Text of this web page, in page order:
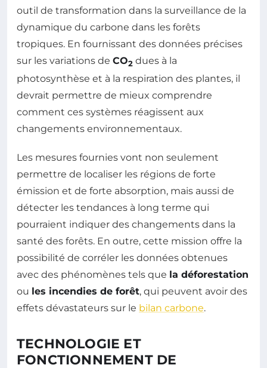
outil de transformation dans la surveillance de la
dynamique du carbone dans les forêts
tropiques. En fournissant des données précises
sur les variations de CO2 dues à la
photosynthèse et à la respiration des plantes, il
devrait permettre de mieux comprendre
comment ces systèmes réagissent aux
changements environnementaux.
Les mesures fournies vont non seulement
permettre de localiser les régions de forte
émission et de forte absorption, mais aussi de
détecter les tendances à long terme qui
pourraient indiquer des changements dans la
santé des forêts. En outre, cette mission offre la
possibilité de corréler les données obtenues
avec des phénomènes tels que la déforestation
ou les incendies de forêt, qui peuvent avoir des
effets dévastateurs sur le bilan carbone.
TECHNOLOGIE ET
FONCTIONNEMENT DE